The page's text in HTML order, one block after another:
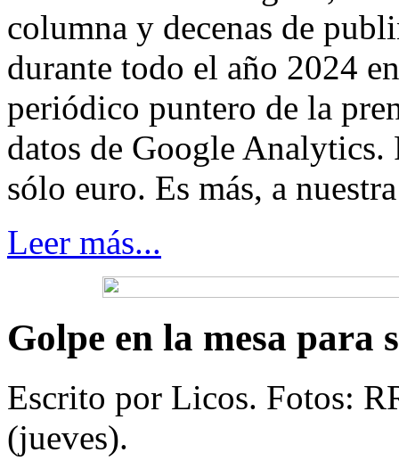
columna y decenas de
durante todo el año 2024
periódico puntero de la
datos de Google Analytics.
sólo euro. Es más, a
Leer más...
Golpe en la mesa para
Escrito por Licos. Fotos:
(jueves).